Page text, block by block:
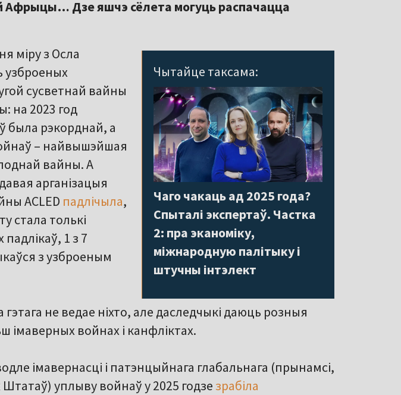
Афрыцы… Дзе яшчэ сёлета могуць распачацца
Чытайце таксама:
Чаго чакаць ад 2025 года?
Спыталі экспертаў. Частка
2: пра эканоміку,
міжнародную палітыку і
штучны інтэлект
міру з Осла
узброеных
сусветнай вайны
на 2023 год
была рэкорднай, а
– найвышэйшая
вайны. А
арганізацыя
ACLED падлічыла,
стала толькі
1 з 7
з узброеным
не ведае ніхто, але даследчыкі даюць розныя
імаверных войнах і канфліктах.
імавернасці і патэнцыйнага глабальнага (прынамсі,
уплыву войнаў у 2025 годзе зрабіла